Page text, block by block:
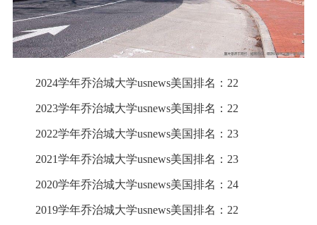
2024学年乔治城大学usnews美国排名：22
2023学年乔治城大学usnews美国排名：22
2022学年乔治城大学usnews美国排名：23
2021学年乔治城大学usnews美国排名：23
2020学年乔治城大学usnews美国排名：24
2019学年乔治城大学usnews美国排名：22